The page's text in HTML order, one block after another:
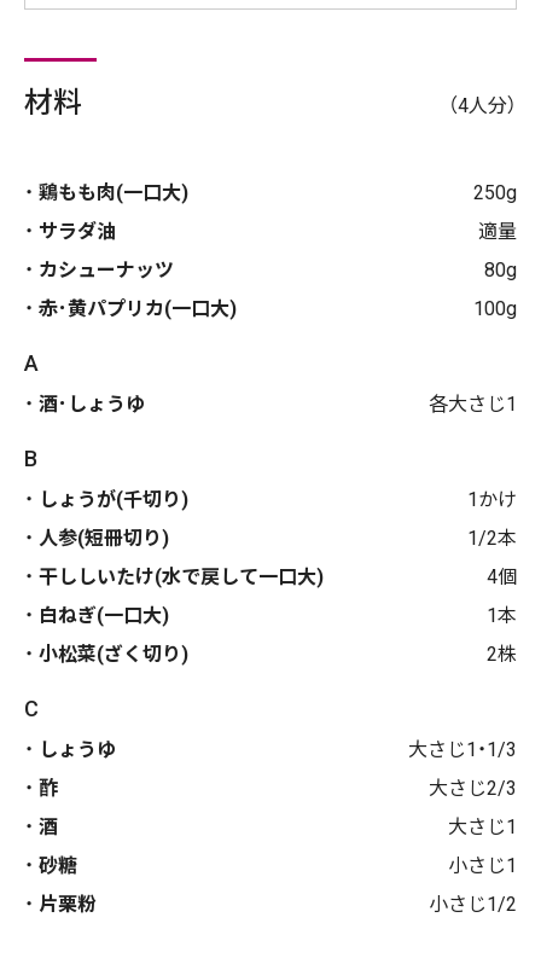
材料 （4人分）
鶏もも肉(一口大)
250g
サラダ油
適量
カシューナッツ
80g
赤･黄パプリカ(一口大)
100g
A
酒･しょうゆ 各大さじ1
B
しょうが(千切り)
1かけ
人参(短冊切り)
1/2本
干ししいたけ(水で戻して一口大)
4個
白ねぎ(一口大)
1本
小松菜(ざく切り)
2株
C
しょうゆ
大さじ1・1/3
酢
大さじ2/3
酒
大さじ1
砂糖
小さじ1
片栗粉
小さじ1/2